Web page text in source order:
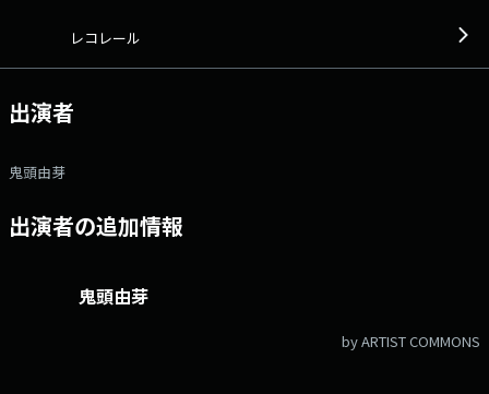
メンバーが毎日登場！ 今夜、誰かに教えたくなる「今日はなんの日？」
雑学をメンバーの感性のままにおしゃべり。 誰もが押さえておくべきお
役立ち情報から、今日が少しだけ楽しく思える細かなトリビアまでお届け
や、メンバーへの質問・相談、アフタートークのトークテーマなどな
https://www.tfm.co.jp/listen/ ・TOKYO FM＆JFN34局：月～金 14:55-
フエム秋田：月～金 13:55-14:00 ▽15:55〜 【 ふくしまFMニュース
】 --- 番組Webサイト：https://jfn-
「@recorrer_jfn」
レコレール
出演者
鬼頭由芽
出演者の追加情報
鬼頭由芽
by ARTIST COMMONS